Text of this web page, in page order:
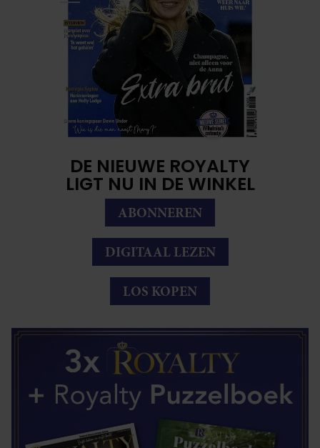
DE NIEUWE ROYALTY
LIGT NU IN DE WINKEL
ABONNEREN
DIGITAAL LEZEN
LOS KOPEN